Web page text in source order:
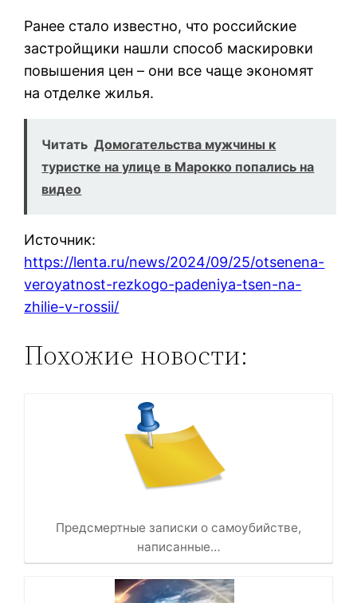
Ранее стало известно, что российские
застройщики нашли способ маскировки
повышения цен – они все чаще экономят
на отделке жилья.
Читать Домогательства мужчины к
туристке на улице в Марокко попались на
видео
Источник:
https://lenta.ru/news/2024/09/25/otsenena-
veroyatnost-rezkogo-padeniya-tsen-na-
zhilie-v-rossii/
Похожие новости:
Предсмертные записки о самоубийстве,
написанные…